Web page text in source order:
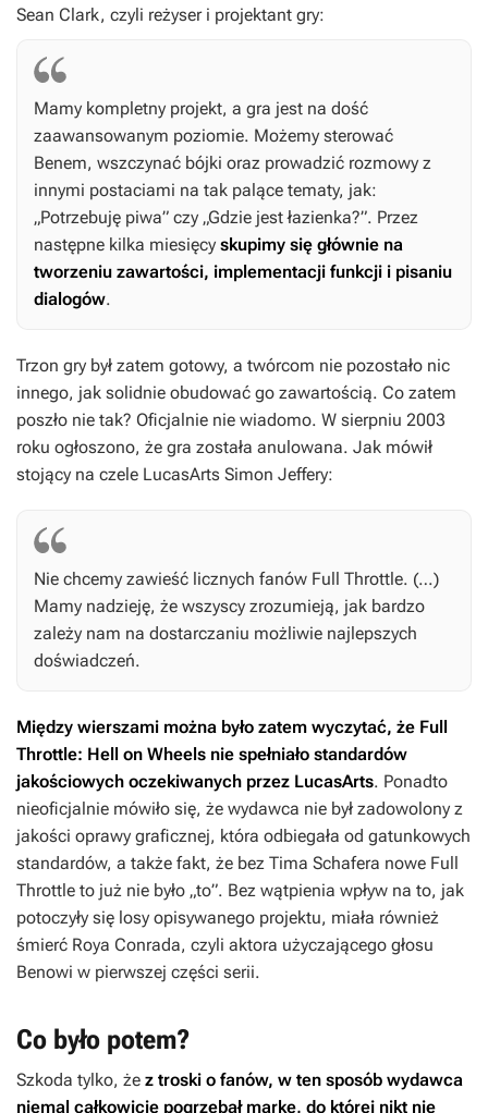
Sean Clark, czyli reżyser i projektant gry:
Mamy kompletny projekt, a gra jest na dość
zaawansowanym poziomie. Możemy sterować
Benem, wszczynać bójki oraz prowadzić rozmowy z
innymi postaciami na tak palące tematy, jak:
„Potrzebuję piwa” czy „Gdzie jest łazienka?”. Przez
następne kilka miesięcy skupimy się głównie na
tworzeniu zawartości, implementacji funkcji i pisaniu
dialogów.
Trzon gry był zatem gotowy, a twórcom nie pozostało nic
innego, jak solidnie obudować go zawartością. Co zatem
poszło nie tak? Oficjalnie nie wiadomo. W sierpniu 2003
roku ogłoszono, że gra została anulowana. Jak mówił
stojący na czele LucasArts Simon Jeffery:
Nie chcemy zawieść licznych fanów Full Throttle. (…)
Mamy nadzieję, że wszyscy zrozumieją, jak bardzo
zależy nam na dostarczaniu możliwie najlepszych
doświadczeń.
Między wierszami można było zatem wyczytać, że Full
Throttle: Hell on Wheels nie spełniało standardów
jakościowych oczekiwanych przez LucasArts. Ponadto
nieoficjalnie mówiło się, że wydawca nie był zadowolony z
jakości oprawy graficznej, która odbiegała od gatunkowych
standardów, a także fakt, że bez Tima Schafera nowe Full
Throttle to już nie było „to”. Bez wątpienia wpływ na to, jak
potoczyły się losy opisywanego projektu, miała również
śmierć Roya Conrada, czyli aktora użyczającego głosu
Benowi w pierwszej części serii.
Co było potem?
Szkoda tylko, że z troski o fanów, w ten sposób wydawca
niemal całkowicie pogrzebał markę, do której nikt nie